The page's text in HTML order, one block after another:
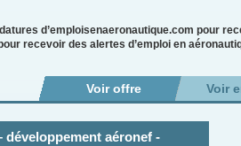
d’emploisenaeronautique.com pour
recevoir des alertes d’emploi en
Voir offre Voir
aéronef -